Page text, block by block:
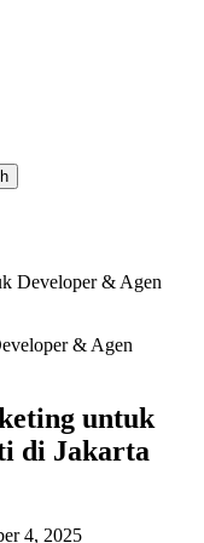
Developer & Agen
untuk
di Jakarta
4, 2025